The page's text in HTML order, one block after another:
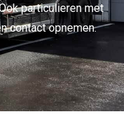
particulieren met
contact opnemen.